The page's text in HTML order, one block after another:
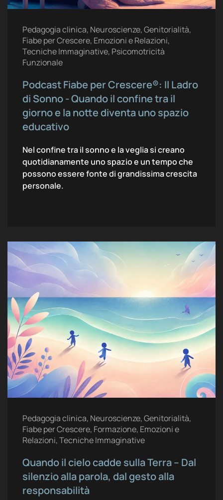
Pedagogia clinica, Neuroscienze, Genitorialità,
Fiabe per Crescere, Emozioni e Relazioni,
Tecniche Immaginative, Psicomotricità
Funzionale
Podcast Fiabe per Crescere®: Il Ladro
di Sonno - Quando il confine tra il
giorno e la notte diventa uno spazio
educativo
Nel confine tra il sonno e la veglia si creano
quotidianamente uno spazio e un tempo che
possono essere fonte di grandissima crescita
personale.
Pedagogia clinica, Neuroscienze, Genitorialità,
Fiabe per Crescere, Formazione, Emozioni e
Relazioni, Tecniche Immaginative
Quando il cielo cadde sulla Terra – Dal
silenzio alla parola, dal gesto alla
responsabilità